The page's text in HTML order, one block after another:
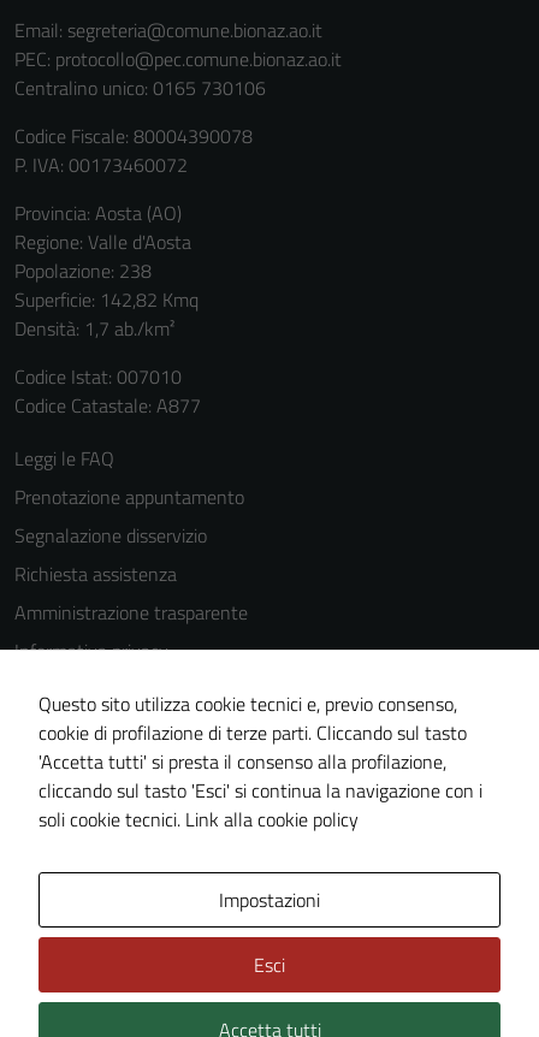
Email: segreteria@comune.bionaz.ao.it
PEC: protocollo@pec.comune.bionaz.ao.it
Centralino unico: 0165 730106
Codice Fiscale: 80004390078
P. IVA: 00173460072
Provincia: Aosta (AO)
Regione: Valle d'Aosta
Popolazione: 238
Superficie: 142,82 Kmq
Densità: 1,7 ab./km²
Codice Istat: 007010
Codice Catastale: A877
Leggi le FAQ
Prenotazione appuntamento
Segnalazione disservizio
Richiesta assistenza
Amministrazione trasparente
Informativa privacy
Cookie Policy
Note legali
Dichiarazione di accessibilità
Piano di miglioramento del sito
Questo sito utilizza cookie tecnici e, previo consenso,
cookie di profilazione di terze parti. Cliccando sul tasto
'Accetta tutti' si presta il consenso alla profilazione,
cliccando sul tasto 'Esci' si continua la navigazione con i
soli cookie tecnici. Link alla cookie policy
Impostazioni
Esci
Accetta tutti